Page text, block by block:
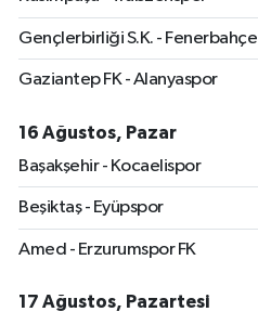
Gençlerbirliği S.K. - Fenerbahçe
Gaziantep FK - Alanyaspor
16 Ağustos, Pazar
Başakşehir - Kocaelispor
Beşiktaş - Eyüpspor
Amed - Erzurumspor FK
17 Ağustos, Pazartesi